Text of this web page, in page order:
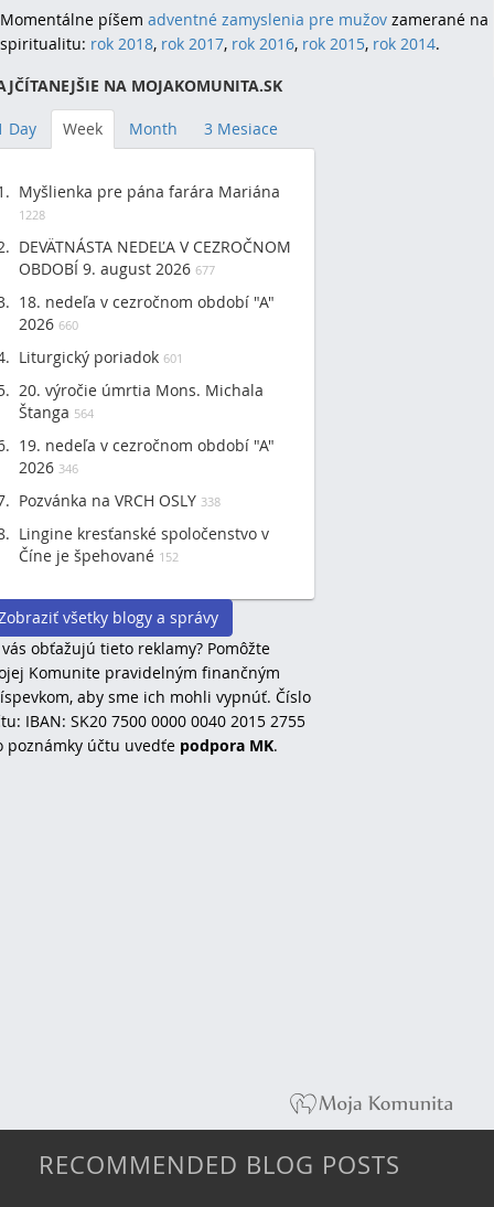
Momentálne píšem adventné zamyslenia pre mužov zamerané
spiritualitu: rok 2018, rok 2017, rok 2016, rok 2015, rok 2014.
NA MOJAKOMUNITA.SK
Day Week Month 3 Mesiace
Myšlienka pre pána farára Mariána
1228
DEVÄTNÁSTA NEDEĽA V CEZROČNOM
OBDOBÍ 9. august 2026 677
18. nedeľa v cezročnom období "A"
2026 660
Liturgický poriadok 601
20. výročie úmrtia Mons. Michala
Štanga 564
19. nedeľa v cezročnom období "A"
2026 346
Pozvánka na VRCH OSLY 338
Lingine kresťanské spoločenstvo v
Číne je špehované 152
všetky blogy a správy
obťažujú tieto reklamy? Pomôžte
Komunite pravidelným finančným
aby sme ich mohli vypnúť. Číslo
IBAN: SK20 7500 0000 0040 2015 2755
poznámky účtu uvedťe podpora MK.
RECOMMENDED BLOG POSTS